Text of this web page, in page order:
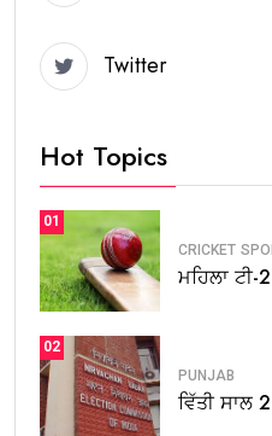
Twitter
Hot Topics
01
CRICKET
ਮਹਿਲਾ
02
PUNJAB
ਵਿੱਤੀ ਸਾਲ